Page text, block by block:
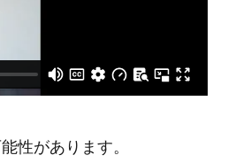
性があります。